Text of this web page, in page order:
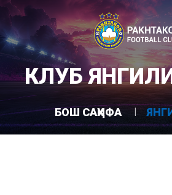
КЛУБ
БОШ САҲИФА